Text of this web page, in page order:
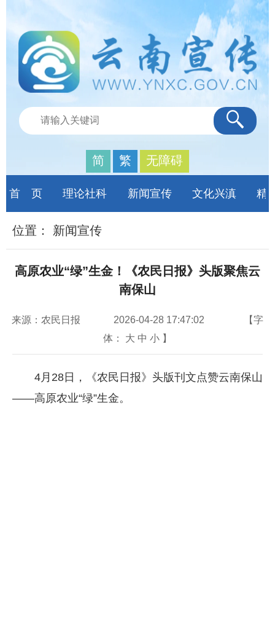
简 繁 无障碍
首 页 理论社科 新闻宣传 文化兴滇 精
位置： 新闻宣传
高原农业“绿”生金！《农民日报》头版聚焦云
南保山
来源：农民日报 2026-04-28 17:47:02
【字
体： 大 中 小 】
4月28日，《农民日报》头版刊文点赞云南保山
——高原农业“绿”生金。